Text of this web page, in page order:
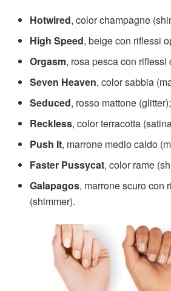
Hotwired, color champagne
High Speed, beige con riflessi
Orgasm, rosa pesca con riflessi
Seven Heaven, color sabbia
Seduced, rosso mattone (glitter);
Reckless, color terracotta
Push It, marrone medio caldo
Faster Pussycat, color rame
Galapagos, marrone scuro con
(shimmer).